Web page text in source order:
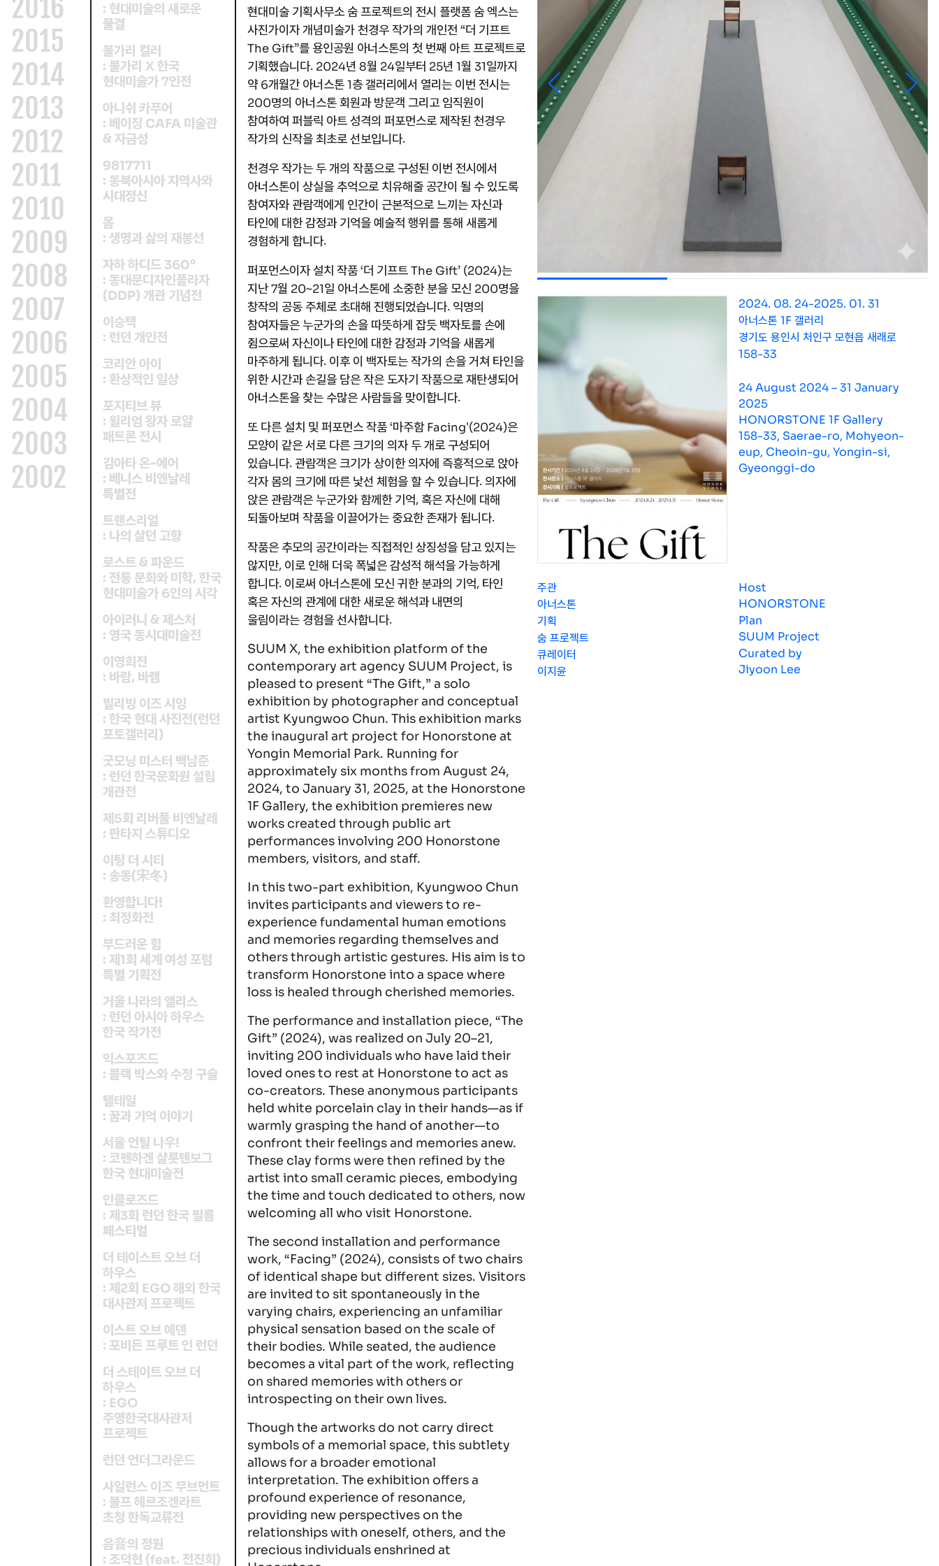
2016
2015
2014
2013
2012
2011
2010
2009
2008
2007
2006
2005
2004
2003
2002
: 현대미술의 새로운
물결
불가리 컬러
: 불가리 X 한국
현대미술가7인전
아니쉬 카푸어
: 베이징 CAFA 미술관
& 자금성
9817711
: 동북아시아 지역사와
시대정신
몸
: 생명과 삶의 재봉선
자하 하디드 360°
: 동대문디자인플라자
(DDP) 개관 기념전
이승택
: 런던 개인전
코리안 아이
: 환상적인 일상
포지티브 뷰
: 윌리엄 왕자 로얄
패트론 전시
김아타 온-에어
: 베니스 비엔날레
특별전
트랜스리얼
: 나의 살던 고향
로스트 & 파운드
: 전통 문화와 미학, 한국
현대미술가 6인의 시각
아이러니 & 제스처
: 영국 동시대미술전
이영희전
: 바람, 바램
빌리빙 이즈 시잉
: 한국 현대 사진전(런던
포토갤러리 )
굿모닝 미스터 백남준
: 런던 한국문화원 설립
개관전
제 5회 리버풀 비엔날레
: 판타지 스튜디오
이팅 더 시티
: 송동(宋冬)
환영합니다!
: 최정화전
부드러운 힘
: 제 1회 세계 여성 포럼
특별 기획전
거울 나라의 앨리스
: 런던 아시아 하우스
한국 작가전
익스포즈드
: 블랙 박스와 수정 구슬
텔테일
: 꿈과 기억 이야기
서울 언틸 나우!
: 코펜하겐 샬롯텐보그
한국 현대미술전
인클로즈드
: 제 3회 런던 한국 필름
페스티벌
더 테이스트 오브 더
하우스
: 제 2회 EGO해외 한국
대사관저 프로젝트
이스트 오브 에덴
: 포비든 프루트 인 런던
더 스테이트 오브 더
하우스
: EGO
주영한국대사관저
프로젝트
런던 언더그라운드
사일런스 이즈 무브먼트
: 불프 헤르조겐라트
초청 한독교류전
음音의 정원
: 조덕현 (feat. 전진희 )
현대미술 기획사무소 숨 프로젝트의 전시 플랫폼 숨 엑스는
사진가이자 개념미술가 천경우 작가의 개인전 “더 기프트
The Gift”를 용인공원 아너스톤의 첫 번째 아트 프로젝트로
기획했습니다. 2024년 8월 24일부터 25년 1월 31일까지
약6개월간 아너스톤1층 갤러리에서 열리는 이번 전시는
200명의 아너스톤 회원과 방문객 그리고 임직원이
참여하여 퍼블릭 아트 성격의 퍼포먼스로 제작된 천경우
작가의 신작을 최초로 선보입니다.
천경우 작가는 두 개의 작품으로 구성된 이번 전시에서
아너스톤이 상실을 추억으로 치유해줄 공간이 될 수 있도록
참여자와 관람객에게 인간이 근본적으로 느끼는 자신과
타인에 대한 감정과 기억을 예술적 행위를 통해 새롭게
경험하게 합니다.
퍼포먼스이자 설치 작품‘더 기프트The Gift’ (2024)는
지난7월 20~21일 아너스톤에 소중한 분을 모신 200명을
창작의 공동 주체로 초대해 진행되었습니다. 익명의
참여자들은 누군가의 손을 따뜻하게 잡듯 백자토를 손에
쥠으로써 자신이나 타인에 대한 감정과 기억을 새롭게
마주하게 됩니다. 이후 이 백자토는 작가의 손을 거쳐 타인을
위한 시간과 손길을 담은 작은 도자기 작품으로 재탄생되어
아너스톤을 찾는 수많은 사람들을 맞이합니다.
또 다른 설치 및 퍼포먼스 작품‘마주함Facing'(2024)은
모양이 같은 서로 다른 크기의 의자 두 개로 구성되어
있습니다. 관람객은 크기가 상이한 의자에 즉흥적으로 앉아
각자 몸의 크기에 따른 낯선 체험을 할 수 있습니다.의자에
앉은 관람객은 누군가와 함께한 기억, 혹은 자신에 대해
되돌아보며 작품을 이끌어가는 중요한 존재가 됩니다.
작품은 추모의 공간이라는 직접적인 상징성을 담고 있지는
않지만, 이로 인해 더욱 폭넓은 감성적 해석을 가능하게
합니다. 이로써 아너스톤에 모신 귀한 분과의 기억, 타인
혹은 자신의 관계에 대한 새로운 해석과 내면의
울림이라는 경험을 선사합니다.
SUUM X, the exhibition platform of the
contemporary art agency SUUM Project, is
pleased to present “The Gift,” a solo
exhibition by photographer and conceptual
artist Kyungwoo Chun. This exhibition marks
the inaugural art project for Honorstone at
Yongin Memorial Park. Running for
approximately six months from August 24,
2024, to January 31, 2025, at the Honorstone
1F Gallery, the exhibition premieres new
works created through public art
performances involving 200 Honorstone
members, visitors, and staff.
In this two-part exhibition, Kyungwoo Chun
invites participants and viewers to re-
experience fundamental human emotions
and memories regarding themselves and
others through artistic gestures. His aim is to
transform Honorstone into a space where
loss is healed through cherished memories.
The performance and installation piece, “The
Gift” (2024), was realized on July 20–21,
inviting 200 individuals who have laid their
loved ones to rest at Honorstone to act as
co-creators. These anonymous participants
held white porcelain clay in their hands—as if
warmly grasping the hand of another—to
confront their feelings and memories anew.
These clay forms were then refined by the
artist into small ceramic pieces, embodying
the time and touch dedicated to others, now
welcoming all who visit Honorstone.
The second installation and performance
work, “Facing” (2024), consists of two chairs
of identical shape but different sizes. Visitors
are invited to sit spontaneously in the
varying chairs, experiencing an unfamiliar
physical sensation based on the scale of
their bodies. While seated, the audience
becomes a vital part of the work, reflecting
on shared memories with others or
introspecting on their own lives.
Though the artworks do not carry direct
symbols of a memorial space, this subtlety
allows for a broader emotional
interpretation. The exhibition offers a
profound experience of resonance,
providing new perspectives on the
relationships with oneself, others, and the
precious individuals enshrined at
2024. 08. 24-2025. 01. 31
아너스톤 1F 갤러리
경기도 용인시 처인구 모현읍 새래로
158-33
24 August 2024 – 31 January
2025
HONORSTONE 1F Gallery
158-33, Saerae-ro, Mohyeon-
eup, Cheoin-gu, Yongin-si,
Gyeonggi-do
주관
아너스톤
기획
숨 프로젝트
큐레이터
이지윤
Host
HONORSTONE
Plan
SUUM Project
Curated by
Jiyoon Lee